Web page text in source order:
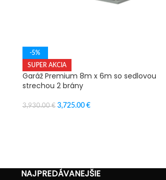
-5%
SUPER AKCIA
Garáž Premium 8m x 6m so sedlovou
strechou 2 brány
3,930.00€ 3,725.00 €
NAJPREDÁVANEJŠIE